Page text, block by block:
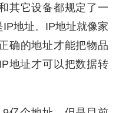
其它设备都规定了一
地址。IP地址就像家
确的地址才能把物品
地址才可以把数据转